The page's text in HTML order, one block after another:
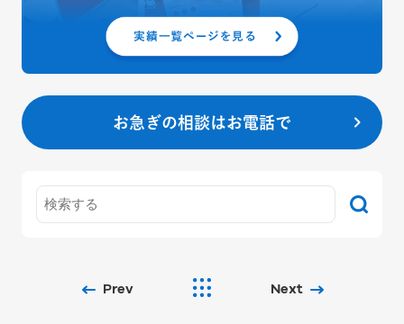
お急ぎの相談はお電話で
Prev Next